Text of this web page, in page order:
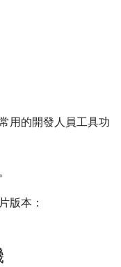
用的開發人員工具功
。
版本：